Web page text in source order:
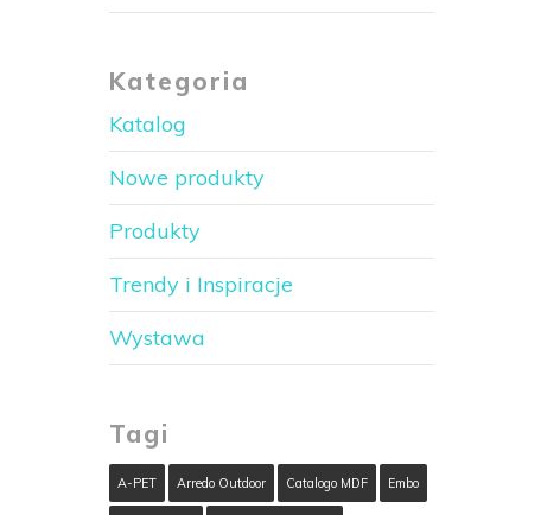
Kategoria
Katalog
Nowe produkty
Produkty
Trendy i Inspiracje
Wystawa
Tagi
A-PET Arredo Outdoor Catalogo MDF Embo